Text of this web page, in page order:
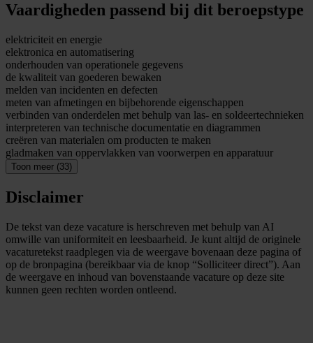
Vaardigheden passend bij dit beroepstype
elektriciteit en energie
elektronica en automatisering
onderhouden van operationele gegevens
de kwaliteit van goederen bewaken
melden van incidenten en defecten
meten van afmetingen en bijbehorende eigenschappen
verbinden van onderdelen met behulp van las- en soldeertechnieken
interpreteren van technische documentatie en diagrammen
creëren van materialen om producten te maken
gladmaken van oppervlakken van voorwerpen en apparatuur
Toon meer (33)
Disclaimer
De tekst van deze vacature is herschreven met behulp van AI
omwille van uniformiteit en leesbaarheid. Je kunt altijd de originele
vacaturetekst raadplegen via de weergave bovenaan deze pagina of
op de bronpagina (bereikbaar via de knop “Solliciteer direct”). Aan
de weergave en inhoud van bovenstaande vacature op deze site
kunnen geen rechten worden ontleend.